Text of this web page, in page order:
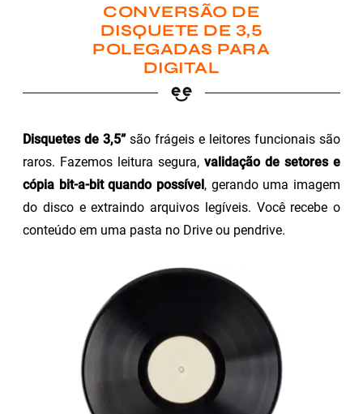
CONVERSÃO DE
DISQUETE DE 3,5
POLEGADAS PARA
DIGITAL
Disquetes de 3,5”são frágeis e leitores funcionais são
raros. Fazemos leitura segura, validação de setores e
cópia bit-a-bit quando possível, gerando uma imagem
do disco e extraindo arquivos legíveis. Você recebe o
conteúdo em uma pasta no Drive ou pendrive.